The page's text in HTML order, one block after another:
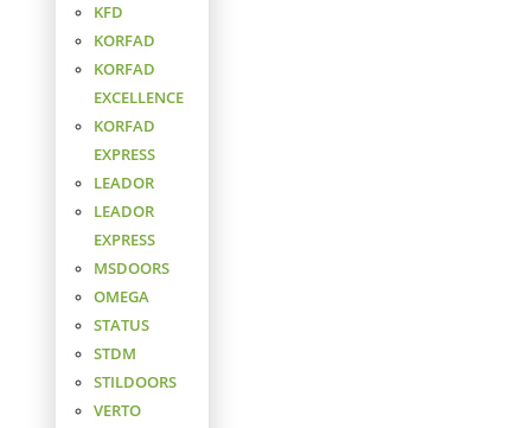
KFD
KORFAD
KORFAD
EXCELLENCE
KORFAD
EXPRESS
LEADOR
LEADOR
EXPRESS
MSDOORS
OMEGA
STATUS
STDM
STILDOORS
VERTO